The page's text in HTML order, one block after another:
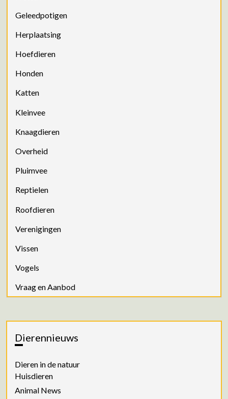
Geleedpotigen
Herplaatsing
Hoefdieren
Honden
Katten
Kleinvee
Knaagdieren
Overheid
Pluimvee
Reptielen
Roofdieren
Verenigingen
Vissen
Vogels
Vraag en Aanbod
Dierennieuws
Dieren in de natuur
Huisdieren
Animal News